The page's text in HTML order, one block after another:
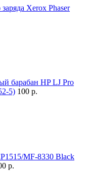
Xerox Phaser
барабан HP LJ Pro
5) 100 р.
MF-8330 Black
р.